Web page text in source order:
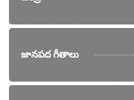
జానపద గీతాలు